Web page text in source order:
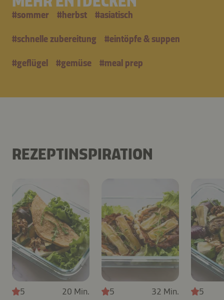
#sommer #herbst #asiatisch
#schnelle zubereitung #eintöpfe & suppen
#geflügel #gemüse #meal prep
REZEPTINSPIRATION
5 20 Min. 5 32 Min. 5